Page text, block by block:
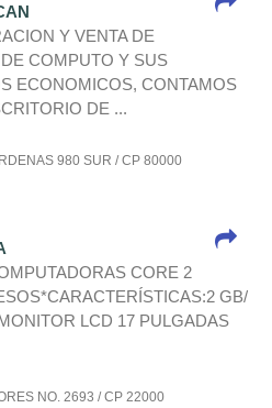
Y VENTA DE
COMPUTO Y SUS
ECONOMICOS, CONTAMOS
DE ...
980 SUR / CP 80000
CORE 2
GB/
LCD 17 PULGADAS
NO. 2693 / CP 22000